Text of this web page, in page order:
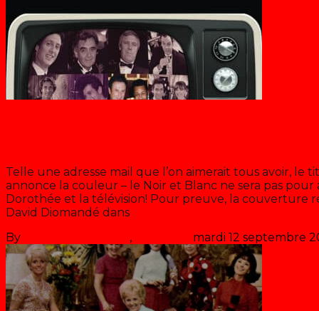
Telle une adresse mail que l’on aimerait tous avoir, le
annonce la couleur – le Noir et Blanc ne sera pas
Dorothée et la télévision! Pour preuve, la couverture
David Diomandé dans
By
, mardi 12 septembre